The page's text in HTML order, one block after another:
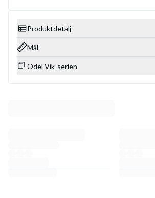
Produktdetalj
Mål
Odel Vik-serien